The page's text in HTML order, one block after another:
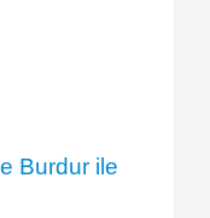
Burdur ile